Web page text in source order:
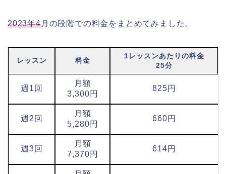
2023年4月の段階での料金をまとめてみました。
レッスン 料金
1レッスンあたりの料金
25分
週1回
月額
3,300円
825円
週2回
月額
5,280円
660円
週3回
月額
7,370円
614円